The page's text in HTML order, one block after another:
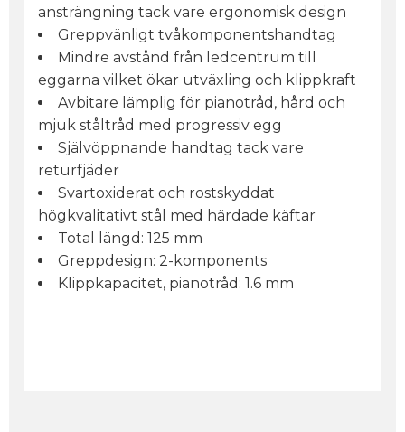
ansträngning tack vare ergonomisk design
Greppvänligt tvåkomponentshandtag
Mindre avstånd från ledcentrum till
eggarna vilket ökar utväxling och klippkraft
Avbitare lämplig för pianotråd, hård och
mjuk ståltråd med progressiv egg
Självöppnande handtag tack vare
returfjäder
Svartoxiderat och rostskyddat
högkvalitativt stål med härdade käftar
Total längd: 125 mm
Greppdesign: 2-komponents
Klippkapacitet, pianotråd: 1.6 mm